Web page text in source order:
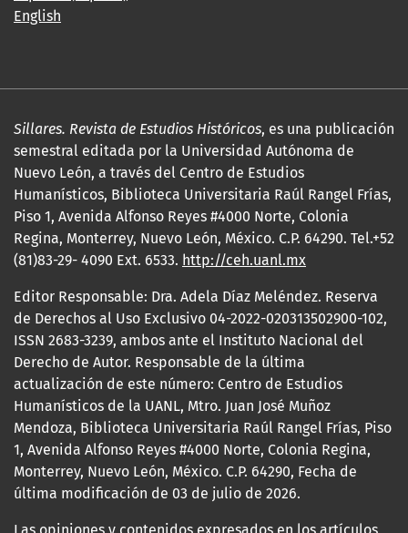
English
Sillares. Revista de Estudios Históricos, es una publicación
semestral editada por la Universidad Autónoma de
Nuevo León, a través del Centro de Estudios
Humanísticos, Biblioteca Universitaria Raúl Rangel Frías,
Piso 1, Avenida Alfonso Reyes #4000 Norte, Colonia
Regina, Monterrey, Nuevo León, México. C.P. 64290. Tel.+52
(81)83-29- 4090 Ext. 6533. http://ceh.uanl.mx
Editor Responsable: Dra. Adela Díaz Meléndez. Reserva
de Derechos al Uso Exclusivo 04-2022-020313502900-102,
ISSN 2683-3239, ambos ante el Instituto Nacional del
Derecho de Autor. Responsable de la última
actualización de este número: Centro de Estudios
Humanísticos de la UANL, Mtro. Juan José Muñoz
Mendoza, Biblioteca Universitaria Raúl Rangel Frías, Piso
1, Avenida Alfonso Reyes #4000 Norte, Colonia Regina,
Monterrey, Nuevo León, México. C.P. 64290, Fecha de
última modificación de 03 de julio de 2026.